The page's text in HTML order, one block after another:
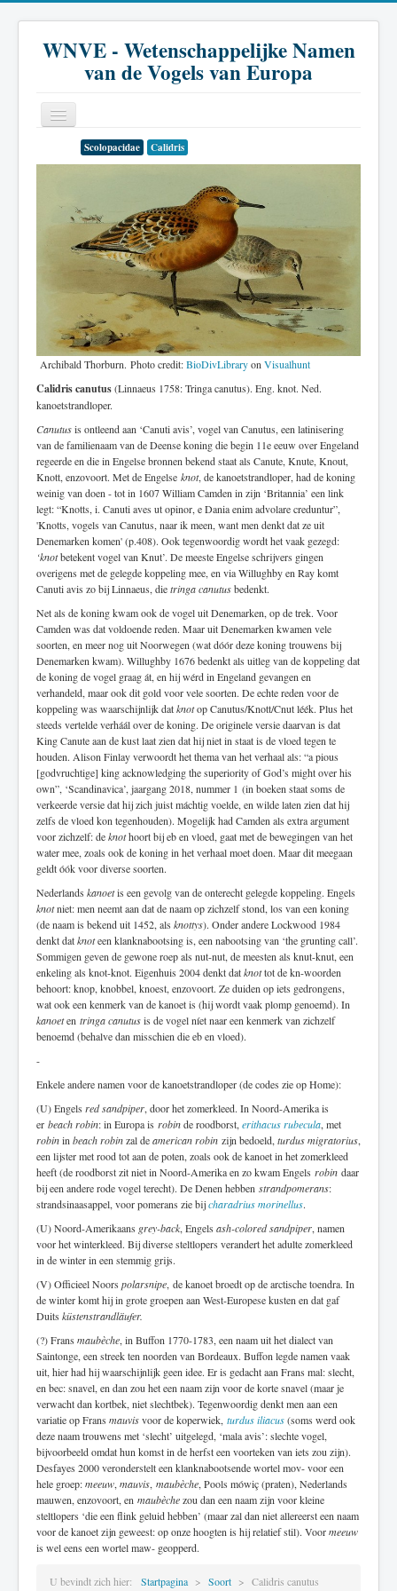
WNVE - Wetenschappelijke Namen
van de Vogels van Europa
Soort
Genus
Familie
Historie
Literatuur
Scolopacidae Calidris
Archibald Thorburn. Photo credit:BioDivLibraryon Visualhunt
Calidris canutus(Linnaeus 1758: Tringa canutus). Eng. knot. Ned.
kanoetstrandloper.
Canutusis ontleend aan ‘Canuti avis’, vogel van Canutus, een latinisering
van de familienaam van de Deense koning die begin 11e eeuw over Engeland
regeerde en die in Engelse bronnen bekend staat als Canute, Knute, Knout,
Knott, enzovoort. Met de Engelse knot, de kanoetstrandloper, had de koning
weinig van doen - tot in 1607 William Camden in zijn ‘Britannia’ een link
legt: “Knotts, i. Canuti aves ut opinor, e Dania enim advolare creduntur”,
'Knotts, vogels van Canutus, naar ik meen, want men denkt dat ze uit
Denemarken komen' (p.408). Ook tegenwoordig wordt het vaak gezegd:
‘knotbetekent vogel van Knut’. De meeste Engelse schrijvers gingen
overigens met de gelegde koppeling mee, en via Willughby en Ray komt
Canuti avis zo bij Linnaeus, dietringa canutusbedenkt.
Net als de koning kwam ook de vogel uit Denemarken, op de trek. Voor
Camden was dat voldoende reden. Maar uit Denemarken kwamen vele
soorten, en meer nog uit Noorwegen (wat dóór deze koning trouwens bij
Denemarken kwam). Willughby 1676 bedenkt als uitleg van de koppeling dat
de koning de vogel graag át, en hij wérd in Engeland gevangen en
verhandeld, maar ook dit gold voor vele soorten. De echte reden voor de
koppeling was waarschijnlijk datknotop Canutus/Knott/Cnut léék. Plus het
steeds vertelde verháál over de koning. De originele versie daarvan is dat
King Canute aan de kust laat zien dat hij niet in staat is de vloed tegen te
houden. Alison Finlay verwoordt het thema van het verhaal als: “a pious
[godvruchtige] king acknowledging the superiority of God’s might over his
own”, ‘Scandinavica’, jaargang 2018, nummer 1 (in boeken staat soms de
verkeerde versie dat hij zich juist máchtig voelde, en wilde laten zien dat hij
zelfs de vloed kon tegenhouden). Mogelijk had Camden als extra argument
voor zichzelf: deknothoort bij eb en vloed, gaat met de bewegingen van het
water mee, zoals ook de koning in het verhaal moet doen. Maar dit meegaan
geldt óók voor diverse soorten.
Nederlands kanoetis een gevolg van de onterecht gelegde koppeling. Engels
knotniet: men neemt aan dat de naam op zichzelf stond, los van een koning
(de naam is bekend uit 1452, als knottys). Onder andere Lockwood 1984
denkt datknoteen klanknabootsing is, een nabootsing van ‘the grunting call’.
Sommigen geven de gewone roep als nut-nut, de meesten als knut-knut, een
enkeling als knot-knot. Eigenhuis 2004 denkt datknottot de kn-woorden
behoort: knop, knobbel, knoest, enzovoort. Ze duiden op iets gedrongens,
wat ook een kenmerk van de kanoet is (hij wordt vaak plomp genoemd). In
kanoeten tringa canutusis de vogel níet naar een kenmerk van zichzelf
benoemd (behalve dan misschien die eb en vloed).
-
Enkele andere namen voor de kanoetstrandloper (de codes zie op Home):
(U) Engels red sandpiper, door het zomerkleed. In Noord-Amerika is
er beach robin: in Europa is robinde roodborst, erithacus rubecula, met
robinin beach robinzal deamerican robin zijn bedoeld, turdus migratorius,
een lijster met rood tot aan de poten, zoals ook de kanoet in het zomerkleed
heeft (de roodborst zit niet in Noord-Amerika en zo kwam Engels robin daar
bij een andere rode vogel terecht). De Denen hebben strandpomerans:
strandsinaasappel, voor pomerans zie bijcharadrius morinellus.
(U) Noord-Amerikaans grey-back, Engels ash-colored sandpiper, namen
voor het winterkleed. Bij diverse steltlopers verandert het adulte zomerkleed
in de winter in een stemmig grijs.
(V) Officieel Noors polarsnipe, de kanoet broedt op de arctische toendra. In
de winter komt hij in grote groepen aan West-Europese kusten en dat gaf
Duits küstenstrandläufer.
(?) Frans maubèche, in Buffon 1770-1783, een naam uit het dialect van
Saintonge, een streek ten noorden van Bordeaux. Buffon legde namen vaak
uit, hier had hij waarschijnlijk geen idee. Er is gedacht aan Frans mal: slecht,
en bec: snavel, en dan zou het een naam zijn voor de korte snavel (maar je
verwacht dan kortbek, niet slechtbek). Tegenwoordig denkt men aan een
variatie op Frans mauvisvoor de koperwiek, turdus iliacus(soms werd ook
deze naam trouwens met ‘slecht’ uitgelegd, ‘mala avis’: slechte vogel,
bijvoorbeeld omdat hun komst in de herfst een voorteken van iets zou zijn).
Desfayes 2000 veronderstelt een klanknabootsende wortel mov- voor een
hele groep:meeuw, mauvis, maubèche, Pools mówiç (praten), Nederlands
mauwen, enzovoort, en maubèchezou dan een naam zijn voor kleine
steltlopers ‘die een flink geluid hebben’ (maar zal dan niet allereerst een naam
voor de kanoet zijn geweest: op onze hoogten is hij relatief stil). Voormeeuw
is wel eens een wortel maw- geopperd.
U bevindt zich hier: Startpagina Soort Calidris canutus